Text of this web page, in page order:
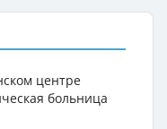
центре
больница